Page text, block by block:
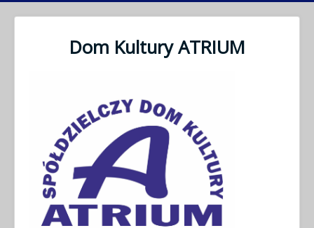
Dom Kultury ATRIUM